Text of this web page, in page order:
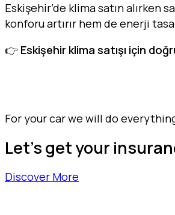
Eskişehir’de klima satın alırken
konforu artırır hem de enerji
👉 Eskişehir klima satışı için
For your car we will do
Let's get your
Discover More